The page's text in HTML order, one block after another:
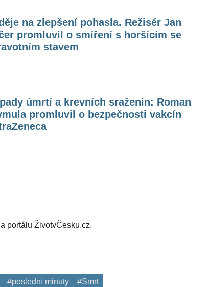
na zlepšení pohasla. Režisér Jan
promluvil o smíření s horšícím se
stavem
úmrtí a krevních sraženin: Roman
promluvil o bezpečnosti vakcín
portálu ŽivotvČesku.cz.
#poslední minuty #Smrt